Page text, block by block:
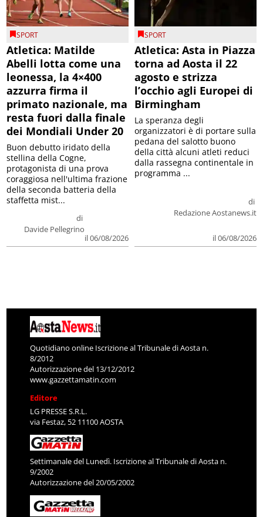
SPORT
Atletica: Matilde
Abelli lotta come una
leonessa, la 4×400
azzurra firma il
primato nazionale, ma
resta fuori dalla finale
dei Mondiali Under 20
di
Davide Pellegrino
il 06/08/2026
Buon debutto iridato della
stellina della Cogne,
protagonista di una prova
coraggiosa nell'ultima frazione
della seconda batteria della
staffetta mist...
SPORT
Atletica: Asta in Piazza
torna ad Aosta il 22
agosto e strizza
l’occhio agli Europei di
Birmingham
di
Redazione Aostanews.it
il 06/08/2026
La speranza degli
organizzatori è di portare sulla
pedana del salotto buono
della città alcuni atleti reduci
dalla rassegna continentale in
programma ...
Quotidiano online Iscrizione al Tribunale di Aosta n.
8/2012
Autorizzazione del 13/12/2012
www.gazzettamatin.com
Editore
LG PRESSE S.R.L.
via Festaz, 52 11100 AOSTA
Settimanale del Lunedì. Iscrizione al Tribunale di Aosta n.
9/2002
Autorizzazione del 20/05/2002